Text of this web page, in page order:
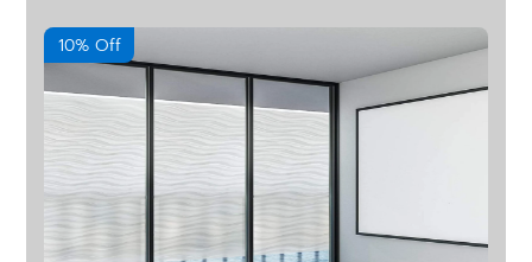
10% Off